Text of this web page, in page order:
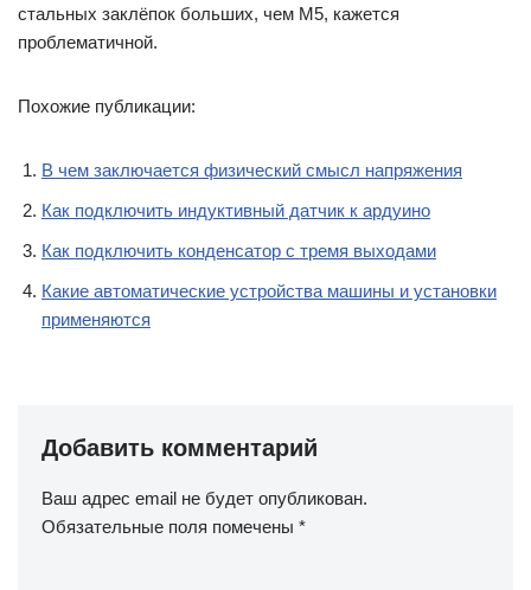
стальных заклёпок больших, чем М5, кажется
проблематичной.
Похожие публикации:
В чем заключается физический смысл напряжения
Как подключить индуктивный датчик к ардуино
Как подключить конденсатор с тремя выходами
Какие автоматические устройства машины и установки
применяются
Добавить комментарий
Ваш адрес email не будет опубликован.
Обязательные поля помечены *